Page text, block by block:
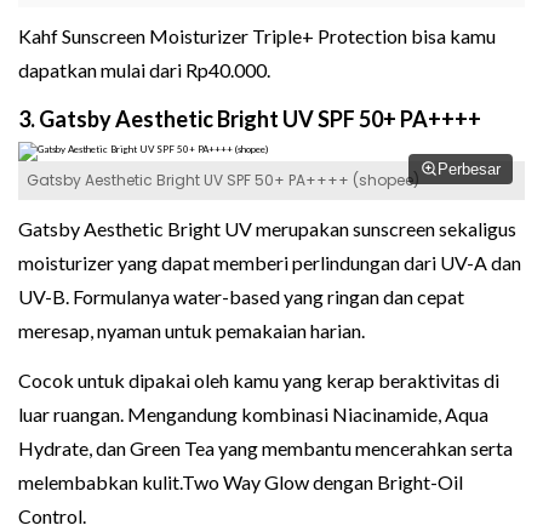
Kahf Sunscreen Moisturizer Triple+ Protection bisa kamu
dapatkan mulai dari Rp40.000.
3. Gatsby Aesthetic Bright UV SPF 50+ PA++++
Perbesar
Gatsby Aesthetic Bright UV SPF 50+ PA++++ (shopee)
Gatsby Aesthetic Bright UV merupakan sunscreen sekaligus
moisturizer yang dapat memberi perlindungan dari UV-A dan
UV-B. Formulanya water-based yang ringan dan cepat
meresap, nyaman untuk pemakaian harian.
Cocok untuk dipakai oleh kamu yang kerap beraktivitas di
luar ruangan. Mengandung kombinasi Niacinamide, Aqua
Hydrate, dan Green Tea yang membantu mencerahkan serta
melembabkan kulit.Two Way Glow dengan Bright-Oil
Control.